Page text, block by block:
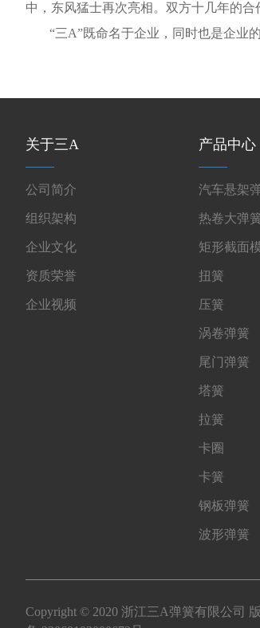
中，东风猛士再次亮相。双方十几年的
“三A”既命名于企业，同时也是企业
关于三A
公司简介
组织架构
企业文化
资质荣誉
企业视频
产品中心
汽车悬架
热卷大弹
矩形截面
扭簧
压簧
涡卷弹簧
尾门弹簧
塔簧
拉簧
卡圈
卡簧
钢板弹簧
波形弹簧
Copyright © 2020 浙江三A弹簧有限公司